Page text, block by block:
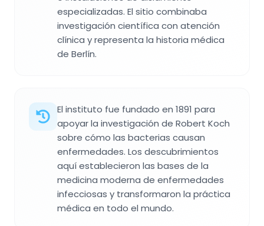
especializadas. El sitio combinaba
investigación científica con atención
clínica y representa la historia médica
de Berlín.
El instituto fue fundado en 1891 para
apoyar la investigación de Robert Koch
sobre cómo las bacterias causan
enfermedades. Los descubrimientos
aquí establecieron las bases de la
medicina moderna de enfermedades
infecciosas y transformaron la práctica
médica en todo el mundo.